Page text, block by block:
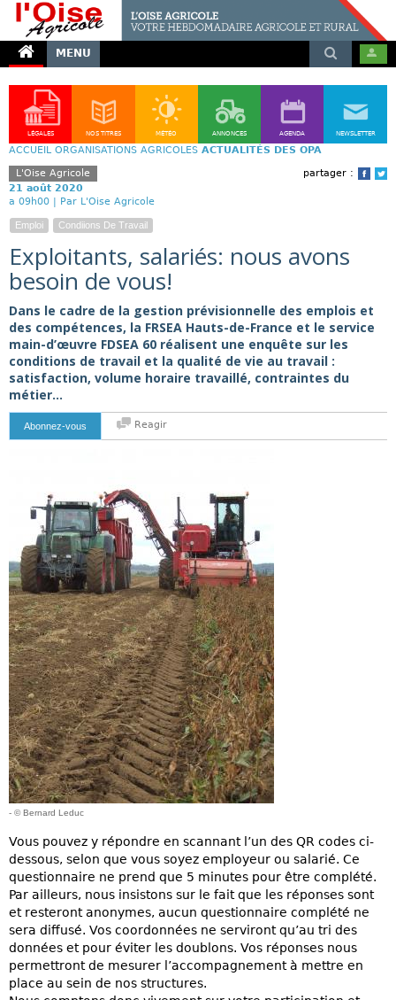
MENU
LÉGALES NOS TITRES MÉTÉO ANNONCES AGENDA NEWSLETTER
ACCUEIL ORGANISATIONS AGRICOLES ACTUALITÉS DES OPA
partager :
L'Oise Agricole
21 août 2020
a 09h00 | Par L'Oise Agricole
Emploi Condiions De Travail
Exploitants, salariés: nous avons
besoin de vous!
Dans le cadre de la gestion prévisionnelle des emplois et
des compétences, la FRSEA Hauts-de-France et le service
main-d’œuvre FDSEA 60 réalisent une enquête sur les
conditions de travail et la qualité de vie au travail :
satisfaction, volume horaire travaillé, contraintes du
métier...
Abonnez-vous Reagir
- © Bernard Leduc
Vous pouvez y répondre en scannant l’un des QR codes ci-
dessous, selon que vous soyez employeur ou salarié. Ce
questionnaire ne prend que 5 minutes pour être complété.
Par ailleurs, nous insistons sur le fait que les réponses sont
et resteront anonymes, aucun questionnaire complété ne
sera diffusé. Vos coordonnées ne serviront qu’au tri des
données et pour éviter les doublons. Vos réponses nous
permettront de mesurer l’accompagnement à mettre en
place au sein de nos structures.